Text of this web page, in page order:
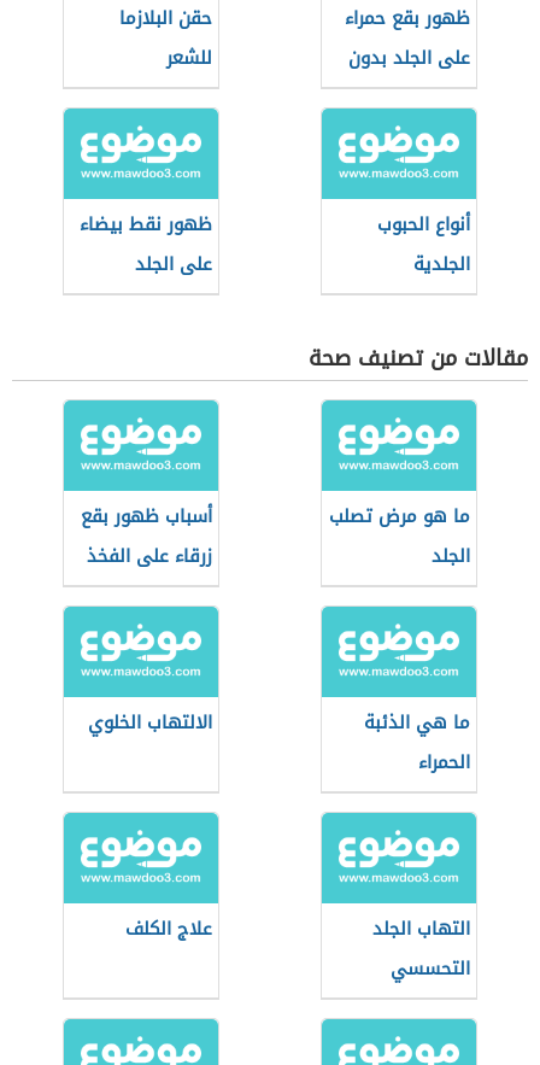
ظهور بقع حمراء
على الجلد بدون
حكة
حقن البلازما
للشعر
أنواع الحبوب
الجلدية
ظهور نقط بيضاء
على الجلد
مقالات من تصنيف صحة
ما هو مرض تصلب
الجلد
أسباب ظهور بقع
زرقاء على الفخذ
ما هي الذئبة
الحمراء
الالتهاب الخلوي
التهاب الجلد
التحسسي
علاج الكلف